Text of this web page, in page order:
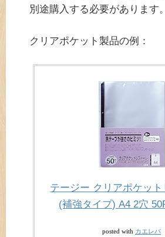
別途購入する必要があります。
クリアポケット製品の例：
テージー クリアポケッ
(補強タイプ) A4 2穴
posted with カエレバ